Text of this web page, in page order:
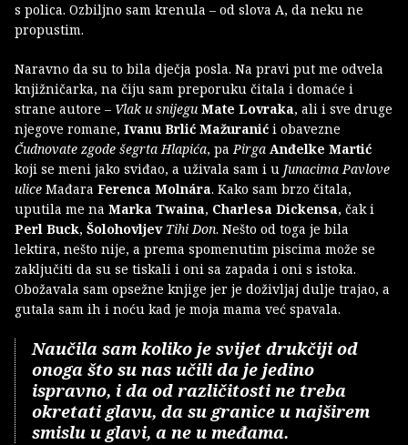
s polica. Ozbiljno sam krenula – od slova A, da neku ne
propustim.
Naravno da su to bila dječja posla. Na pravi put me odvela
knjižničarka, na čiju sam preporuku čitala i domaće i
strane autore – Vlak u snijegu Mate Lovraka, ali i sve druge
njegove romane, Ivanu Brlić Mažuranić i obavezne
Čudnovate zgode šegrta Hlapića, paPirga Anđelke Martić
koji se meni jako sviđao, a uživala sam i u Junacima Pavlove
ulice Mađara Ferenca Molnára. Kako sam brzo čitala,
uputila me na Marka Twaina, Charlesa Dickensa, čak i
Perl Buck, Šolohovljev Tihi Don. Nešto od toga je bila
lektira, nešto nije, a prema spomenutim piscima može se
zaključiti da su se tiskali i oni sa zapada i oni s istoka.
Obožavala sam opsežne knjige jer je doživljaj dulje trajao, a
gutala sam ih i noću kad je moja mama već spavala.
Naučila sam koliko je svijet drukčiji od
onoga što su nas učili da je jedino
ispravno, i da od različitosti ne treba
okretati glavu, da su granice u najširem
smislu u glavi, a ne u međama.